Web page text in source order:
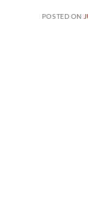
POSTED ON